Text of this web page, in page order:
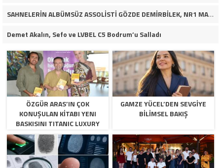
SAHNELERİN ALBÜMSÜZ ASSOLİSTİ GÖZDE DEMİRBİLEK, NR1 MAGAZİN’DE: “SON ASSOLİST OLARAK VAR OLACAĞIM!”
Demet Akalın, Sefo ve LVBEL C5 Bodrum’u Salladı
ÖZGÜR ARAS’IN ÇOK
KONUŞULAN KİTABI YENI
BASKISINI TITANIC LUXURY
COLLECTION BODRUM’DA
KUTLADI
GAMZE YÜCEL’DEN SEVGİYE
BİLİMSEL BAKIŞ